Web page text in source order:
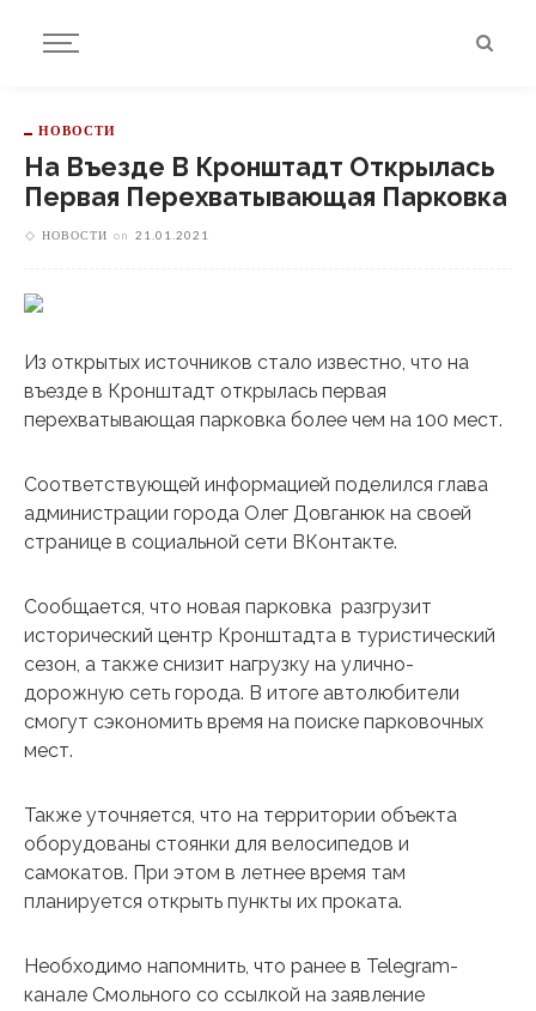
НОВОСТИ
На Въезде В Кронштадт Открылась
Первая Перехватывающая Парковка
НОВОСТИ on 21.01.2021
Из открытых источников стало известно, что на
въезде в Кронштадт открылась первая
перехватывающая парковка более чем на 100 мест.
Соответствующей информацией поделился глава
администрации города Олег Довганюк на своей
странице в социальной сети ВКонтакте.
Сообщается, что новая парковка разгрузит
исторический центр Кронштадта в туристический
сезон, а также снизит нагрузку на улично-
дорожную сеть города. В итоге автолюбители
смогут сэкономить время на поиске парковочных
мест.
Также уточняется, что на территории объекта
оборудованы стоянки для велосипедов и
самокатов. При этом в летнее время там
планируется открыть пункты их проката.
Необходимо напомнить, что ранее в Telegram-
канале Смольного со ссылкой на заявление